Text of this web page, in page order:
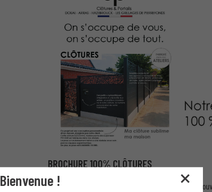
BROCHURE 100% CLÔTURES
Laissez-vous guider par des infos pratiques et de
Bienvenue !